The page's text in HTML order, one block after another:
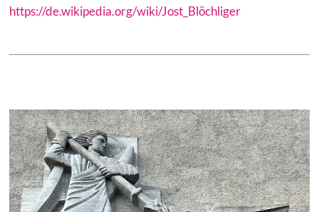
https://de.wikipedia.org/wiki/Jost_Blöchliger